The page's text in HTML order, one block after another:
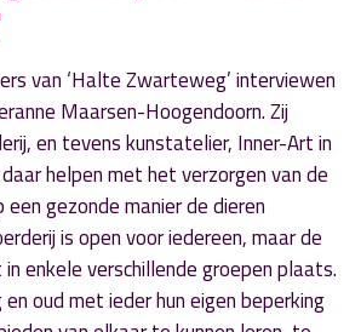
DownTown’
Frei’ ontvangt talent uit de regio
van ‘Halte Zwarteweg’ interviewen
Maarsen-Hoogendoorn. Zij
en tevens kunstatelier, Inner-Art in
helpen met het verzorgen van de
gezonde manier de dieren
is open voor iedereen, maar de
enkele verschillende groepen plaats.
oud met ieder hun eigen beperking